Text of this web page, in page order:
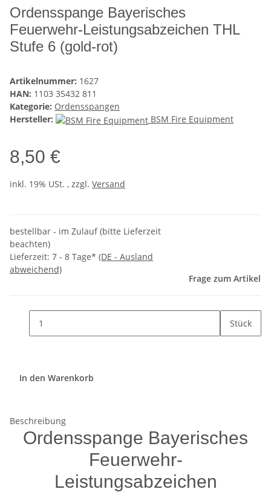
Ordensspange Bayerisches
Feuerwehr-Leistungsabzeichen THL
Stufe 6 (gold-rot)
Artikelnummer: 1627
HAN: 1103 35432 811
Kategorie: Ordensspangen
Hersteller:
BSM Fire Equipment
8,50 €
inkl. 19% USt. , zzgl. Versand
bestellbar - im Zulauf (bitte Lieferzeit
beachten)
Lieferzeit: 7 - 8 Tage* (DE - Ausland
abweichend)
Frage zum Artikel
Stück
In den Warenkorb
Beschreibung
Ordensspange Bayerisches
Feuerwehr-
Leistungsabzeichen